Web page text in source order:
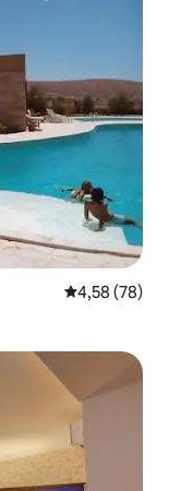
Évaluation
4,58 (78)